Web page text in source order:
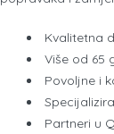
Kvalitetna
Više od 65
Povoljne i
Partneri u